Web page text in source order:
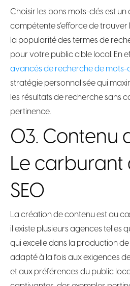
Choisir les bons mots-clés est un
compétente s’efforce de
la popularité des termes de
pour votre public cible local. En
avancés de recherche de mots-
stratégie personnalisée qui
les résultats de recherche sans
pertinence.
03. Contenu
Le carburant
SEO
La création de contenu est au
il existe plusieurs agences telles
qui excelle dans la production
adapté à la fois aux exigences
et aux préférences du public